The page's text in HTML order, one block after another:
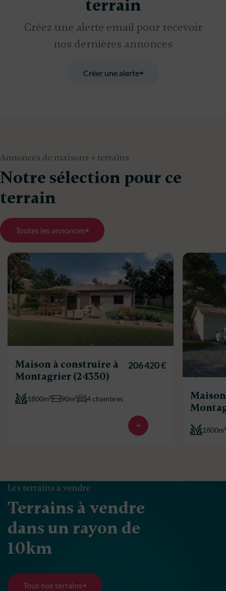
terrain
Créez une alerte email pour recevoir
nos dernières annonces
Créer une alerte
Annonces de maisons + terrains
Notre sélection pour ce
terrain
Toutes les annonces
Maison à construire à
Montagrier (24350)
1800m² 90m² 4 chambres
206 420 €
1800m²
Les terrains à vendre
Terrains à vendre
dans un rayon de
10km
Tous nos terrains